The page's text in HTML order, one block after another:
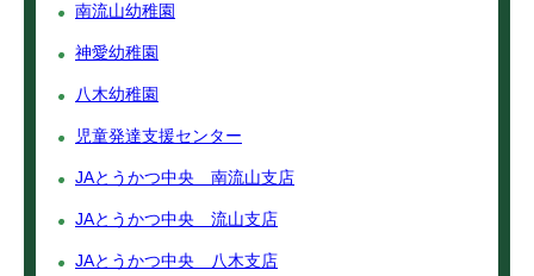
南流山幼稚園
神愛幼稚園
八木幼稚園
児童発達支援センター
JAとうかつ中央 南流山支店
JAとうかつ中央 流山支店
JAとうかつ中央 八木支店